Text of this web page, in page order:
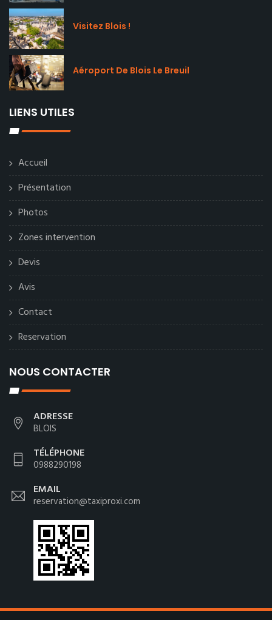
Visitez Blois !
Aéroport De Blois Le Breuil
LIENS UTILES
Accueil
Présentation
Photos
Zones intervention
Devis
Avis
Contact
Reservation
NOUS CONTACTER
ADRESSE
BLOIS
TÉLÉPHONE
0988290198
EMAIL
reservation@taxiproxi.com